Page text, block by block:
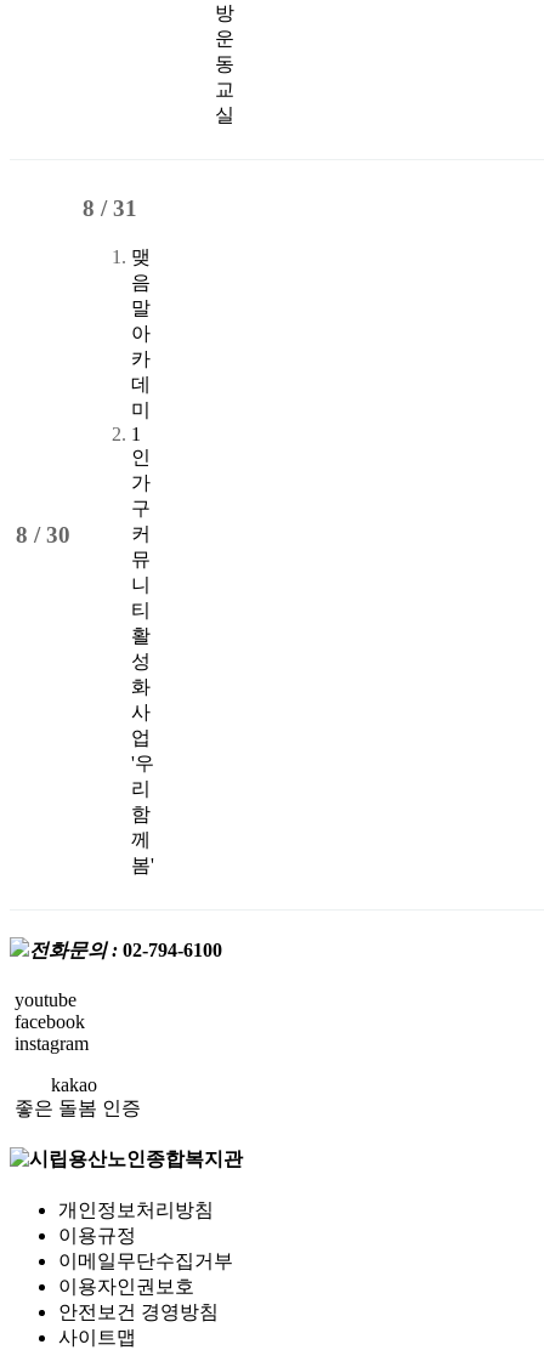
방
운
동
교
실
8 /30
8 /31
맺
음
말
아
카
데
미
1
인
가
구
커
뮤
니
티
활
성
화
사
업
'우
리
함
께
봄'
전화문의 : 02-794-6100
youtube
facebook
instagram
kakao
좋은 돌봄 인증
개인정보처리방침
이용규정
이메일무단수집거부
이용자인권보호
안전보건 경영방침
사이트맵